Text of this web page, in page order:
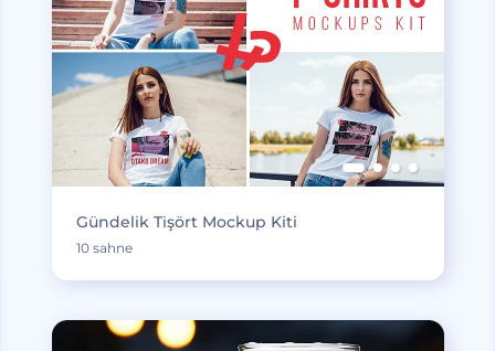
Gündelik Tişört Mockup Kiti
10 sahne